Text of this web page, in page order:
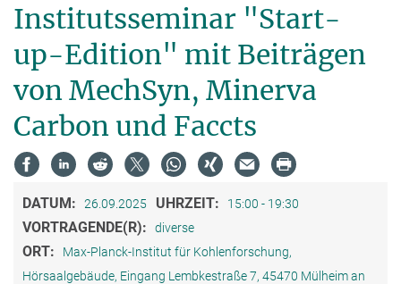
Institutsseminar "Start-
up-Edition" mit Beiträgen
von MechSyn, Minerva
Carbon und Faccts
DATUM: 26.09.2025 UHRZEIT: 15:00 - 19:30
VORTRAGENDE(R): diverse
ORT:
Max-Planck-Institut für Kohlenforschung,
Hörsaalgebäude, Eingang Lembkestraße 7, 45470 Mülheim an